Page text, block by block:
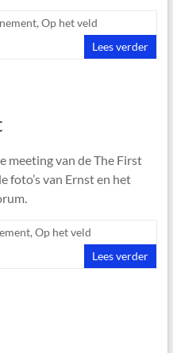
, Op het veld
Lees verder
meeting van de The First
foto’s van Ernst en het
, Op het veld
Lees verder